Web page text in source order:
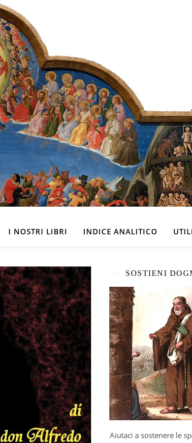
I NOSTRI LIBRI INDICE ANALITICO
SOSTIENI
Aiutaci a sostenere le